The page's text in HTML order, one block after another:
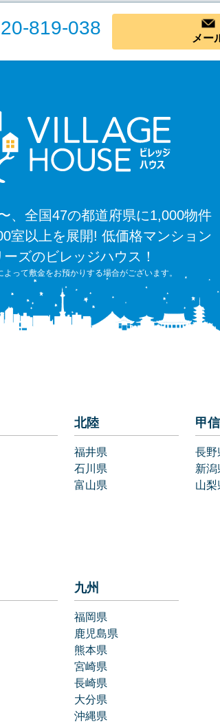
819-038 メー
、全国47の都道府県に1,000物件
室以上を展開! 低価格マンション
ーズのビレッジハウス！
って敷金をお預かりする場合がございます。
北陸
福井県
石川県
富山県
甲
長野
新潟
山梨
九州
福岡県
鹿児島県
熊本県
宮崎県
長崎県
大分県
沖縄県